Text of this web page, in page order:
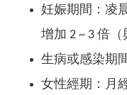
妊娠期間：凌
增加 2 ~ 3 倍（
生病或感染期
女性經期：月